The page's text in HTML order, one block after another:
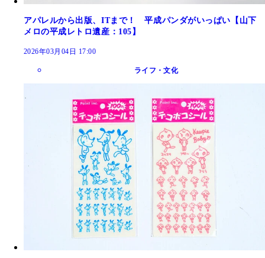
アパレルから出版、ITまで！ 平成パンダがいっぱい【山下
メロの平成レトロ遺産：105】
2026年03月04日 17:00
ライフ・文化